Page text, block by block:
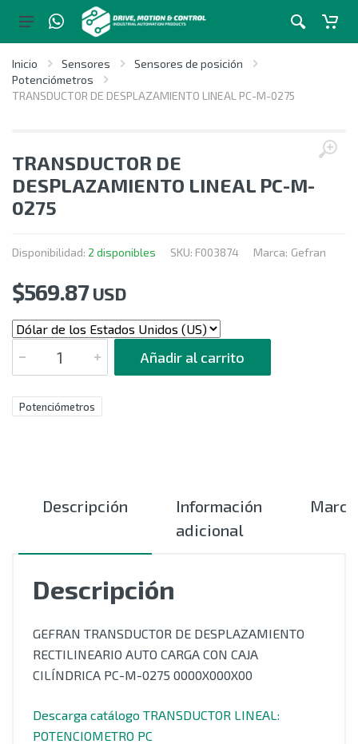
Inicio Sensores
Sensores de posición
Potenciómetros
TRANSDUCTOR DE DESPLAZAMIENTO LINEAL PC-M-0275
TRANSDUCTOR DE
DESPLAZAMIENTO LINEAL PC-M-
0275
Disponibilidad: 2 disponibles SKU: F003874 Marca: Gefran
$569.87USD
CANTIDAD
Añadir al carrito
Potenciómetros
Descripción
Información
adicional
Marca
Descripción
GEFRAN TRANSDUCTOR DE DESPLAZAMIENTO
RECTILINEARIO AUTO CARGA CON CAJA
CILÍNDRICA PC-M-0275 0000X000X00
Descarga catálogo TRANSDUCTOR LINEAL:
POTENCIOMETRO PC